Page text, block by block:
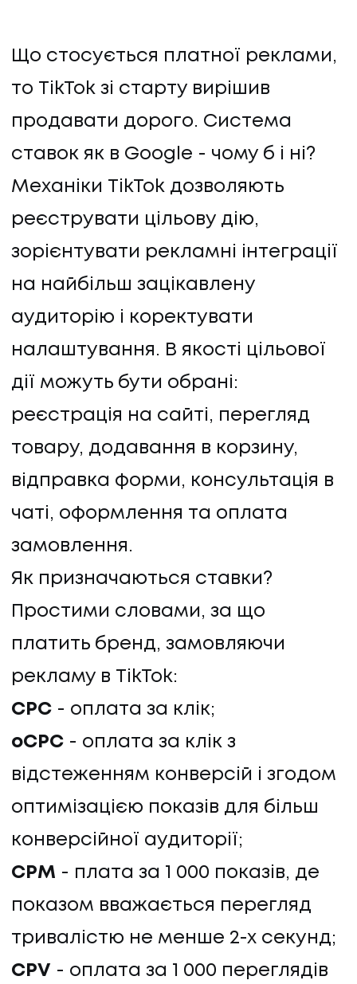
Що стосується платної реклами,
то TikTok зі старту вирішив
продавати дорого. Система
ставок як в Google - чому б і ні?
Механіки TikTok дозволяють
реєструвати цільову дію,
зорієнтувати рекламні інтеграції
на найбільш зацікавлену
аудиторію і коректувати
налаштування. В якості цільової
дії можуть бути обрані:
реєстрація на сайті, перегляд
товару, додавання в корзину,
відправка форми, консультація в
чаті, оформлення та оплата
замовлення.
Як призначаються ставки?
Простими словами, за що
платить бренд, замовляючи
рекламу в TikTok:
CPC - оплата за клік;
oCPC - оплата за клік з
відстеженням конверсій і згодом
оптимізацією показів для більш
конверсійної аудиторії;
СPM - плата за 1 000 показів, де
показом вважається перегляд
тривалістю не менше 2-х секунд;
CPV - оплата за 1 000 переглядів
Політика конфіденційності
НАПИСАТИ НАМ
UA EN
UA EN